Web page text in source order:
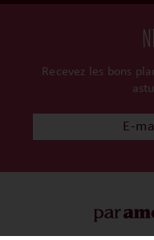
Recevez les bons